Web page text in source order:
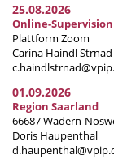
25.08.2026
Online-
Plattform Zoom
Carina Haindl Strnad
01.09.2026
Region Saarland
66687 Wadern-
Doris Haupenthal